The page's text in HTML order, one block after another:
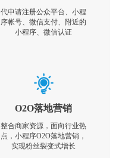
代申请注册公众平台、小程
序帐号、微信支付、附近的
小程序、微信认证
O2O落地营销
整合商家资源，面向行业热
点，小程序O2O落地营销，
实现粉丝裂变式增长